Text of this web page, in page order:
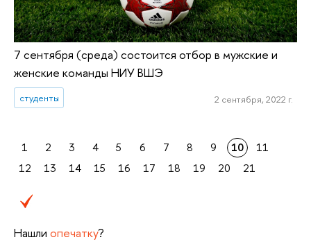
7 сентября (среда) состоится отбор в мужские и
женские команды НИУ ВШЭ
студенты 2 сентября, 2022 г.
1 2 3 4 5 6 7 8 9 10
11
12
13 14 15 16 17 18 19 20 21
Нашли опечатку?